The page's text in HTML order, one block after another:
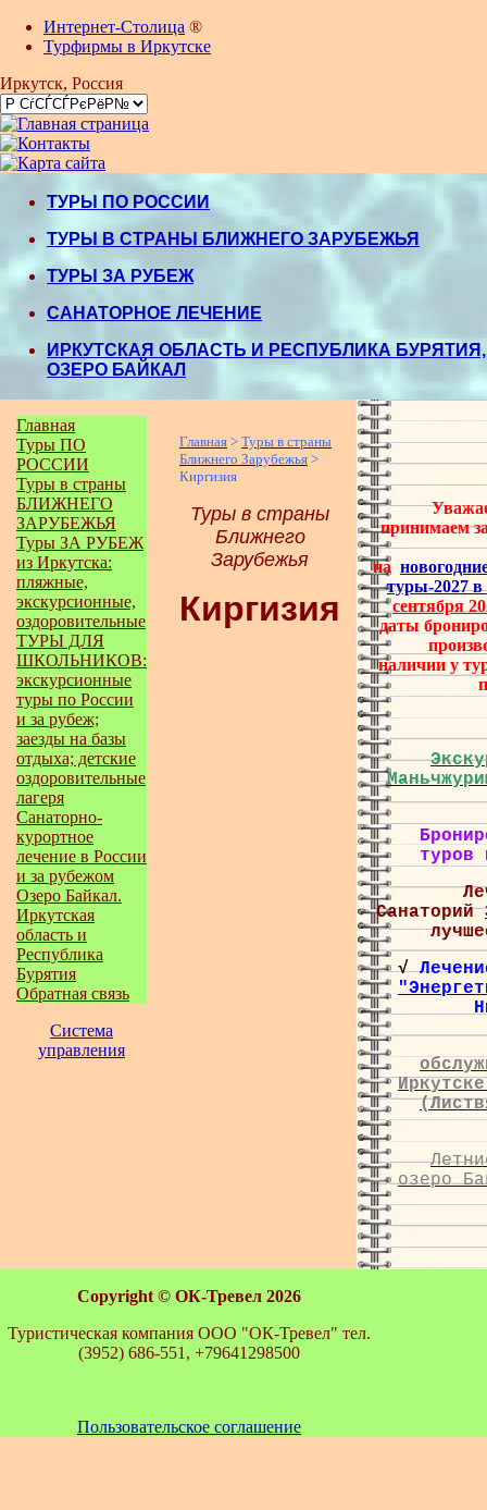
Интернет-Столица ®
Турфирмы в Иркутске
Иркутск, Россия
ТУРЫ ПО РОССИИ
ТУРЫ В СТРАНЫ БЛИЖНЕГО ЗАРУБЕЖЬЯ
ТУРЫ ЗА РУБЕЖ
САНАТОРНОЕ ЛЕЧЕНИЕ
ИРКУТСКАЯ ОБЛАСТЬ И РЕСПУБЛИКА БУРЯТИЯ,
ОЗЕРО БАЙКАЛ
Главная
Туры ПО
РОССИИ
Туры в страны
БЛИЖНЕГО
ЗАРУБЕЖЬЯ
Туры ЗА РУБЕЖ
из Иркутска:
пляжные,
экскурсионные,
оздоровительные
ТУРЫ ДЛЯ
ШКОЛЬНИКОВ:
экскурсионные
туры по России
и за рубеж;
заезды на базы
отдыха; детские
оздоровительные
лагеря
Санаторно-
курортное
лечение в России
и за рубежом
Озеро Байкал.
Иркутская
область и
Республика
Бурятия
Обратная связь
Система
управления
Главная > Туры в страны
Ближнего Зарубежья >
Киргизия
Туры в страны
Ближнего
Зарубежья
Киргизия
принимаем
на
туры-2027
сентября
даты
наличии у
Санаторий
√
озеро
Copyright © ОК-Тревел 2026
Туристическая компания ООО "ОК-Тревел" тел.
(3952) 686-551, +79641298500
Пользовательское соглашение